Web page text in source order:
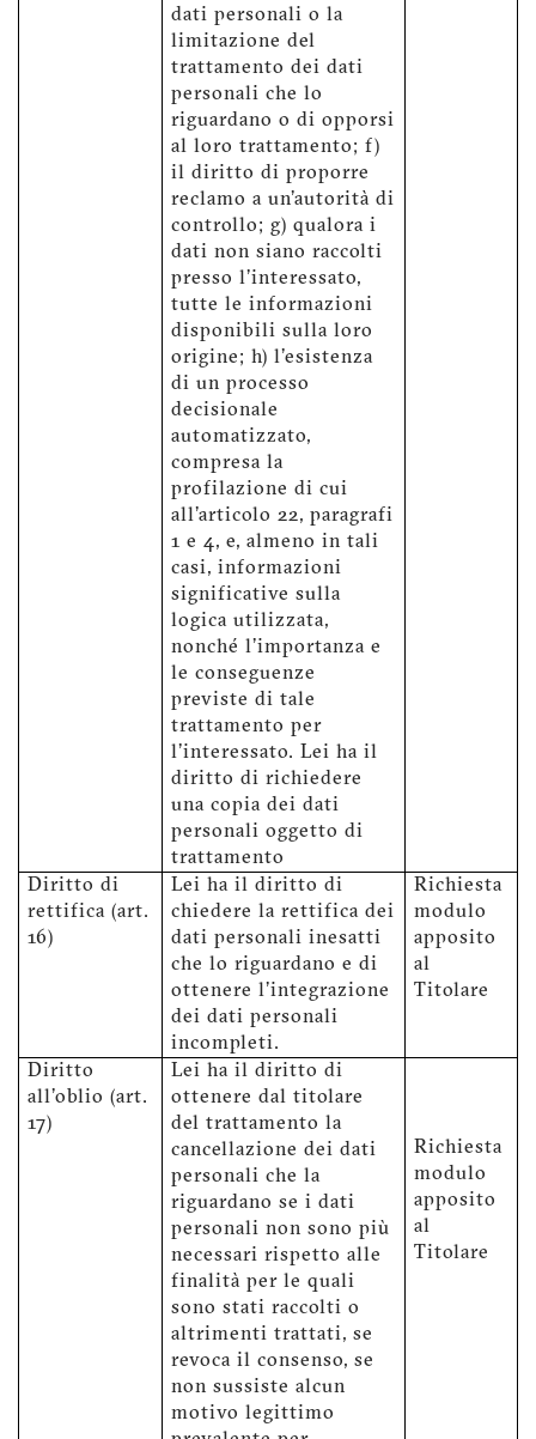
dati personali o la
limitazione del
trattamento dei dati
personali che lo
riguardano o di opporsi
al loro trattamento; f)
il diritto di proporre
reclamo a un'autorità di
controllo; g) qualora i
dati non siano raccolti
presso l'interessato,
tutte le informazioni
disponibili sulla loro
origine; h) l'esistenza
di un processo
decisionale
automatizzato,
compresa la
profilazione di cui
all'articolo 22, paragrafi
1 e 4, e, almeno in tali
casi, informazioni
significative sulla
logica utilizzata,
nonché l'importanza e
le conseguenze
previste di tale
trattamento per
l'interessato. Lei ha il
diritto di richiedere
una copia dei dati
personali oggetto di
trattamento
Diritto di
rettifica (art.
16)
Lei ha il diritto di
chiedere la rettifica dei
dati personali inesatti
che lo riguardano e di
ottenere l'integrazione
dei dati personali
incompleti.
Richiesta
modulo
apposito
al
Titolare
Diritto
all'oblio (art.
17)
Lei ha il diritto di
ottenere dal titolare
del trattamento la
cancellazione dei dati
personali che la
riguardano se i dati
personali non sono più
necessari rispetto alle
finalità per le quali
sono stati raccolti o
altrimenti trattati, se
revoca il consenso, se
non sussiste alcun
motivo legittimo
Richiesta
modulo
apposito
al
Titolare